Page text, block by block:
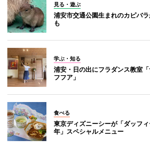
見る・遊ぶ
浦安市交通公園生まれのカピバ
も
学ぶ・知る
浦安・日の出にフラダンス教室
フフア」
食べる
東京ディズニーシーが「ダッフ
年」スペシャルメニュー